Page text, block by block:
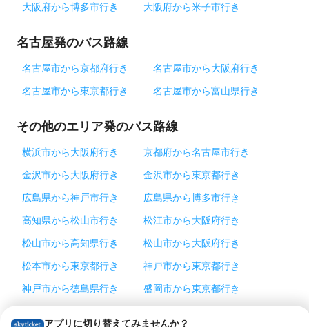
アプリに切り替えてみませんか？
大阪府から博多市行き
大阪府から米子市行き
名古屋発のバス路線
名古屋市から京都府行き
名古屋市から大阪府行き
名古屋市から東京都行き
名古屋市から富山県行き
その他のエリア発のバス路線
横浜市から大阪府行き
京都府から名古屋市行き
金沢市から大阪府行き
金沢市から東京都行き
広島県から神戸市行き
広島県から博多市行き
高知県から松山市行き
松江市から大阪府行き
松山市から高知県行き
松山市から大阪府行き
松本市から東京都行き
神戸市から東京都行き
神戸市から徳島県行き
盛岡市から東京都行き